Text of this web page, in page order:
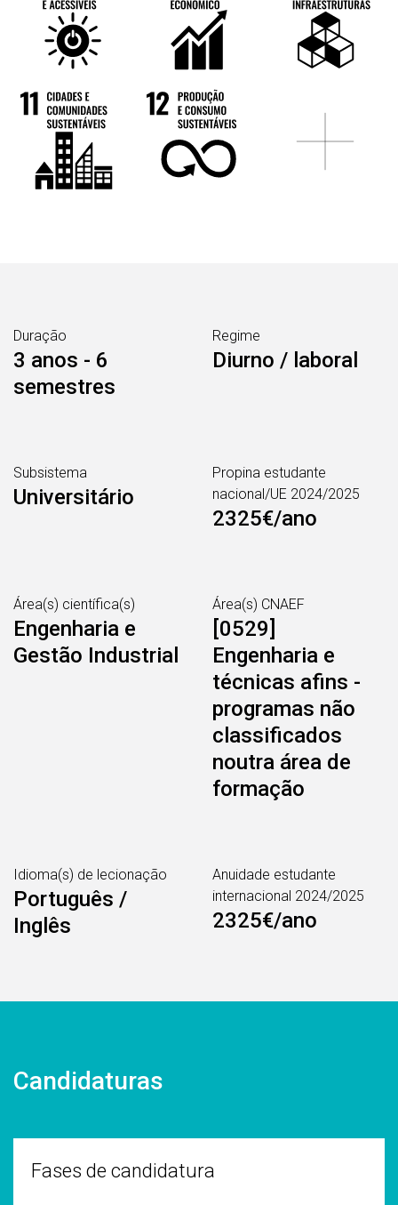
Duração
3 anos - 6
semestres
Regime
Diurno / laboral
Subsistema
Universitário
Propina estudante
nacional/UE 2024/2025
2325€/ano
Área(s) científica(s)
Engenharia e
Gestão Industrial
Área(s) CNAEF
[0529]
Engenharia e
técnicas afins -
programas não
classificados
noutra área de
formação
Idioma(s) de lecionação
Português /
Inglês
Anuidade estudante
internacional 2024/2025
2325€/ano
Candidaturas
Fases de candidatura